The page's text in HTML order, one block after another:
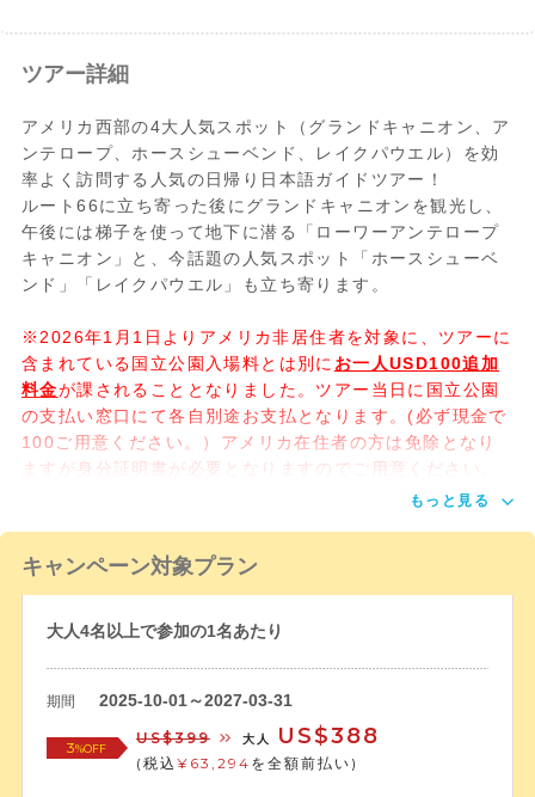
ツアー詳細
アメリカ西部の4大人気スポット（グランドキャニオン、ア
ンテロープ、ホースシューベンド、レイクパウエル）を効
率よく訪問する人気の日帰り日本語ガイドツアー！
ルート66に立ち寄った後にグランドキャニオンを観光し、
午後には梯子を使って地下に潜る「ローワーアンテロープ
キャニオン」と、今話題の人気スポット「ホースシューベ
ンド」「レイクパウエル」も立ち寄ります。
※2026年1月1日よりアメリカ非居住者を対象に、ツアーに
含まれている国立公園入場料とは別に お一人USD100追加
料金が課されることとなりました。ツアー当日に国立公園
の支払い窓口にて各自別途お支払となります。(必ず現金で
100ご用意ください。）アメリカ在住者の方は免除となり
ますが身分証明書が必要となりますのでご用意ください。
もっと見る
キャンペーン対象プラン
大人4名以上で参加の1名あたり
期間 2025-10-01～2027-03-31
3%OFF
US$399 大人 US$388
(税込 ¥63,294 を全額前払い)